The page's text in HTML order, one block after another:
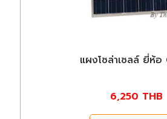
แผงโซล่าเซลล์ ยี่ห้อ
6,250 THB